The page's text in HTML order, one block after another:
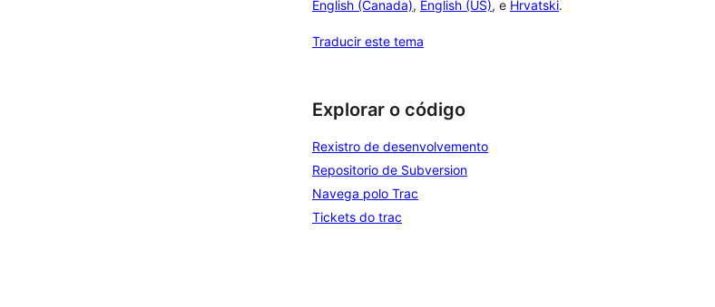
English (Canada), English (US), e Hrvatski.
Traducir este tema
Explorar o código
Rexistro de desenvolvemento
Repositorio de Subversion
Navega polo Trac
Tickets do trac